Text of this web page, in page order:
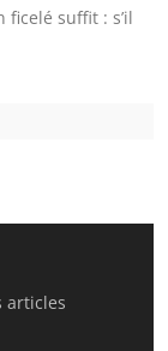
ficelé suffit : s’il
articles